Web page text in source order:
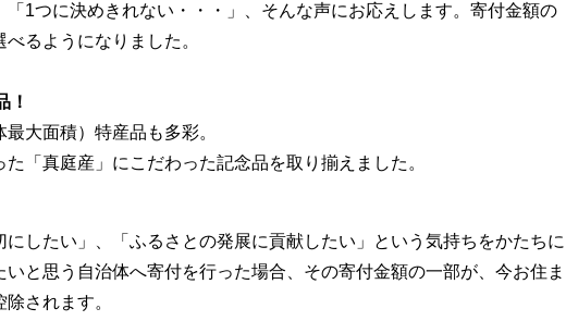
1つに決めきれない・・・」、そんな声にお応えします。寄付金額の
るようになりました。
！
大面積）特産品も多彩。
「真庭産」にこだわった記念品を取り揃えました。
したい」、「ふるさとの発展に貢献したい」という気持ちをかたちに
と思う自治体へ寄付を行った場合、その寄付金額の一部が、今お住ま
されます。